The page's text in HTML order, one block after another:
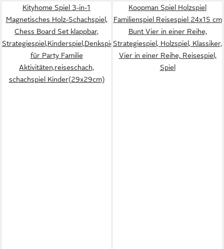
Kityhome Spiel 3-in-1
Magnetisches Holz-Schachspiel,
Chess Board Set klappbar,
Strategiespiel,Kinderspiel,Denkspiele,
für Party Familie
Aktivitäten,reiseschach,
schachspiel Kinder(29x29cm)
Koopman Spiel Holzspiel
Familienspiel Reisespiel 24x15 cm
Bunt Vier in einer Reihe,
Strategiespiel, Holzspiel, Klassiker,
Vier in einer Reihe, Reisespiel,
Spiel